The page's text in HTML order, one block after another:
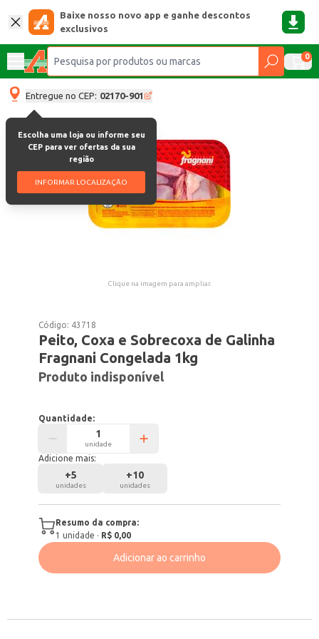
Baixe nosso novo app e ganhe descontos
exclusivos
0
Entregue no CEP: 02170-901
Escolha uma loja ou informe seu
CEP para ver ofertas da sua
região
INFORMAR LOCALIZAÇÃO
Clique na imagem para ampliar.
Código: 43718
Peito, Coxa e Sobrecoxa de Galinha
Fragnani Congelada 1kg
Produto indisponível
Quantidade:
unidade
Adicione mais:
+5
unidades
+10
unidades
Resumo da compra:
1 unidade · R$ 0,00
Adicionar ao carrinho